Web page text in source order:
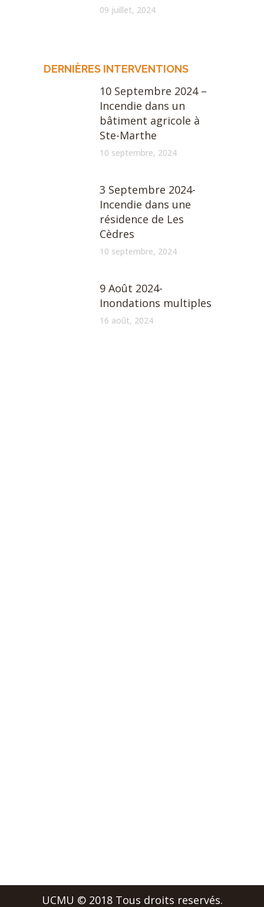
09 juillet, 2024
DERNIÈRES INTERVENTIONS
10 Septembre 2024 –
Incendie dans un
bâtiment agricole à
Ste-Marthe
10 septembre, 2024
3 Septembre 2024-
Incendie dans une
résidence de Les
Cèdres
10 septembre, 2024
9 Août 2024-
Inondations multiples
16 août, 2024
UCMU © 2018 Tous droits reservés.